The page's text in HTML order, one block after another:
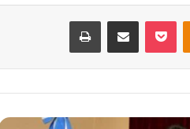
Odnoklassniki
‫Pocket مشاركة عبر البريد طباعة